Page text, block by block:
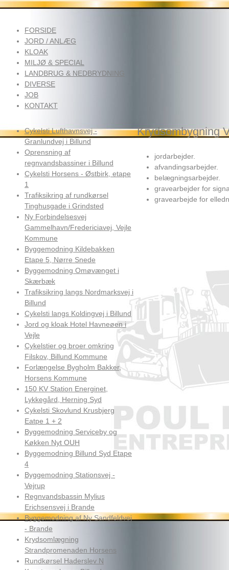
FORSIDE
JORD / ANLÆG
KLOAK
MILJØ & SPECIAL
LANDBRUG & NEDBRYDNING
DIVERSE
JOB
KONTAKT
Cykelsti Lufthavnsvej -
Granlundvej i Billund
Oprensning af
regnvandsbassiner i Billund
Cykelsti Horsens - Østbirk, etape
1
Trafiksikring af rundkørsel
Tinghusgade i Grindsted
Ny Forbindelsesvej
Gammelhavn/Fredericiavej, Vejle
Kommune
Byggemodning Kildebakken
Etape 5, Nørre Snede
Byggemodning Omøvænget i
Skærbæk
Trafiksikring langs Nordmarksvej i
Billund
Cykelsti langs Koldingvej i Billund
Jord og kloak Hotel Havneøen i
Vejle
Cykelstier og broer omkring
Filskov, Billund Kommune
Forlængelse Bygholm Bakker,
Horsens Kommune
150 KV Station Energinet,
Lykkegård, Herning Syd
Cykelsti Skovlund Krusbjerg
Eatpe 1 + 2
Byggemodning Serviceby og
Køkken Nyt OUH
Byggemodning Billund Syd Etape
4
Byggemodning Stationsvej -
Vejrup
Regnvandsbassin Mylius
Erichsensvej i Brande
Byggemodning af Ny Sandfeldvej
- Brande
Krydsomlægning
Strandpromenaden Horsens
Rundkørsel Haderslev N
Krydsombygning
jordarbejder.
afvandingsarbejder.
belægningsarbejder.
gravearbejder for
gravearbejde for